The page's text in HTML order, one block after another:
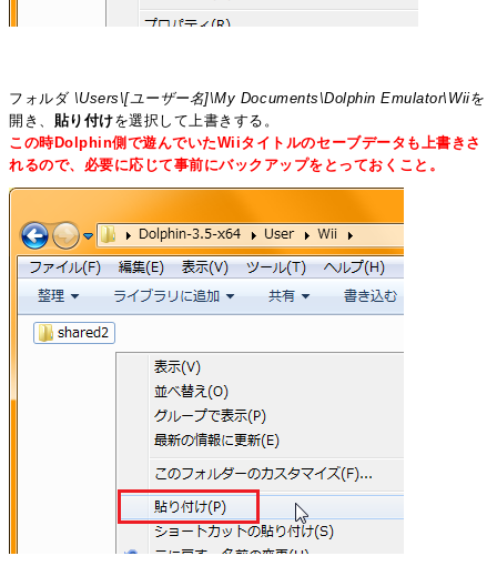
フォルダ \Users\[ユーザー名]\My Documents\Dolphin Emulator\Wiiを
開き、 貼り付けを選択して上書きする。
この時Dolphin側で遊んでいたWiiタイトルのセーブデータも上書きさ
れるので、必要に応じて事前にバックアップをとっておくこと。